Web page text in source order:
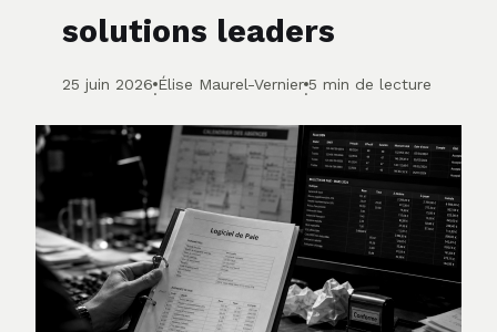
solutions leaders
25 juin 2026
·
Élise Maurel-Vernier
·
5 min de lecture